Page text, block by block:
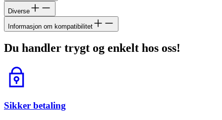
Diverse
Informasjon om kompatibilitet
Du handler trygt og enkelt hos oss!
Sikker betaling